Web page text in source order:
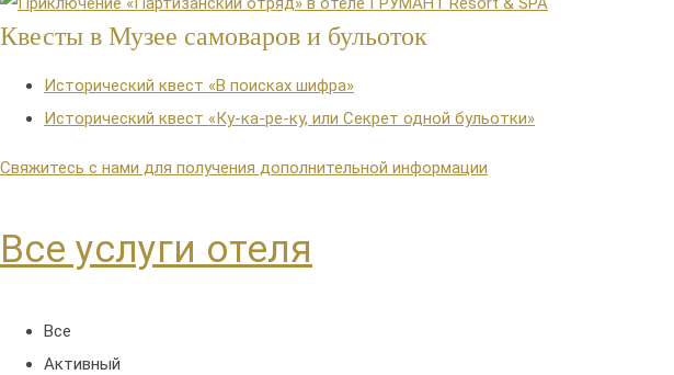
Квесты в Музее самоваров и бульоток
Исторический квест «В поисках шифра»
Исторический квест «Ку-ка-ре-ку, или Секрет одной бульотки»
Свяжитесь с нами для получения дополнительной информации
Все услуги отеля
Все
Активный